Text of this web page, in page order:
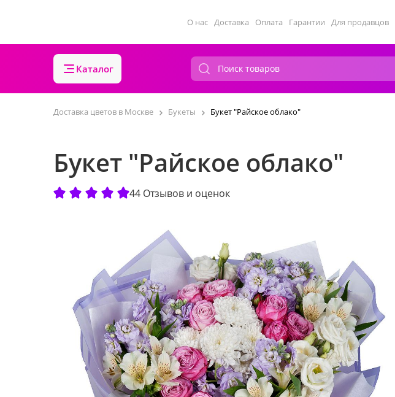
О нас Доставка Оплата Гарантии Для продавцов
Каталог
Доставка цветов в Москве Букеты Букет "Райское облако"
Букет "Райское облако"
44 Отзывов и оценок